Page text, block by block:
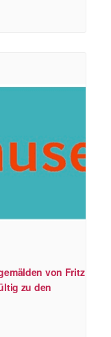
von Fritz
zu den